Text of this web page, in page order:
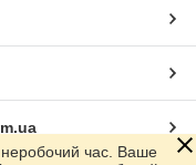
час. Ваше